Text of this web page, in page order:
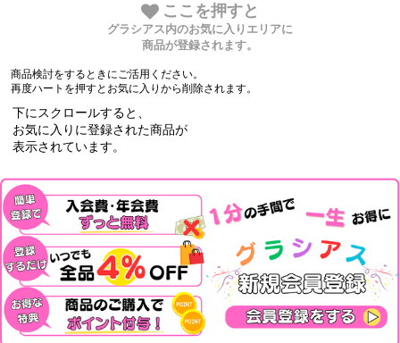
ここを押すと
グラシアス内のお気に入りエリアに
商品が登録されます。
商品検討をするときにご活用ください。
再度ハートを押すとお気に入りから削除されます。
下にスクロールすると、
お気に入りに登録された商品が
表示されています。